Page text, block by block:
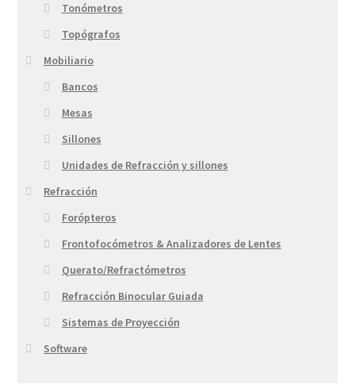
Tonómetros
Topógrafos
Mobiliario
Bancos
Mesas
Sillones
Unidades de Refracción y sillones
Refracción
Forópteros
Frontofocómetros & Analizadores de Lentes
Querato/Refractómetros
Refracción Binocular Guiada
Sistemas de Proyección
Software